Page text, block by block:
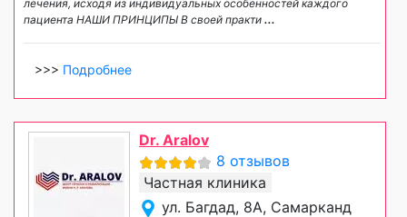
лечения, исходя из индивидуальных особенностей каждого
пациента НАШИ ПРИНЦИПЫ В своей практи ...
>>> Подробнее
Dr. Aralov
8 отзывов
Частная клиника
ул. Багдад, 8А, Самарканд